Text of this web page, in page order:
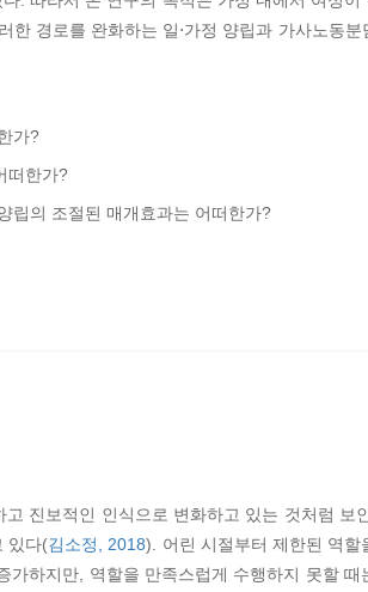
경로를 완화하는 일⋅가정 양립과 가사노동분
가?
떠한가?
립의 조절된 매개효과는 어떠한가?
진보적인 인식으로 변화하고 있는 것처럼 보
있다(김소정, 2018). 어린 시절부터 제한된 역할
하지만, 역할을 만족스럽게 수행하지 못할 때